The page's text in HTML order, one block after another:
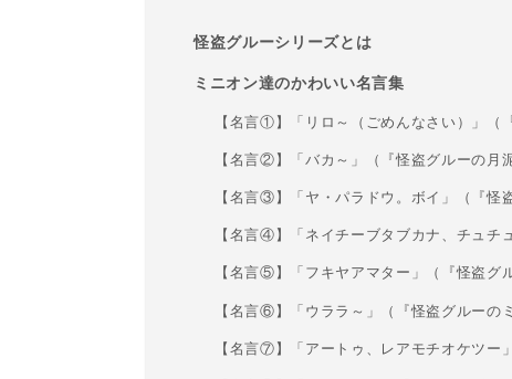
怪盗グルーシリーズとは
ミニオン達のかわいい名言集
【名言①】「リロ～（ごめんなさい）」（
【名言②】「バカ～」（『怪盗グルーの月
【名言③】「ヤ・パラドウ。ボイ」（『怪
【名言④】「ネイチーブタブカナ、チュチ
【名言⑤】「フキヤアマター」（『怪盗グ
【名言⑥】「ウララ～」（『怪盗グルーの
【名言⑦】「アートゥ、レアモチオケツー